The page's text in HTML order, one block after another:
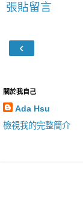
張貼留言
‹
關於我自己
Ada Hsu
檢視我的完整簡介